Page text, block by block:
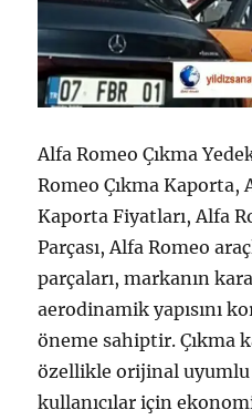
Alfa Romeo Çıkma
Romeo Çıkma Kaporta,
Kaporta Fiyatları, Alfa
Parçası, Alfa Romeo
parçaları, markanın
aerodinamik yapısını
öneme sahiptir. Çıkma
özellikle orijinal
kullanıcılar için